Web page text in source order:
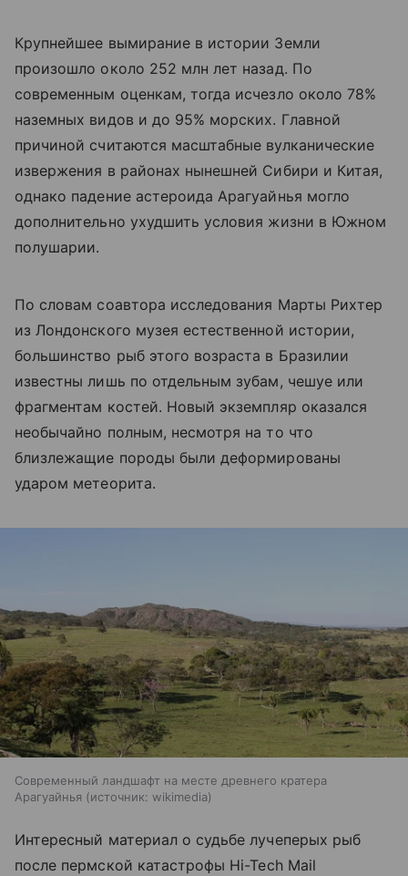
Крупнейшее вымирание в истории Земли
произошло около 252 млн лет назад. По
современным оценкам, тогда исчезло около 78%
наземных видов и до 95% морских. Главной
причиной считаются масштабные вулканические
извержения в районах нынешней Сибири и Китая,
однако падение астероида Арагуайнья могло
дополнительно ухудшить условия жизни в Южном
полушарии.
По словам соавтора исследования Марты Рихтер
из Лондонского музея естественной истории,
большинство рыб этого возраста в Бразилии
известны лишь по отдельным зубам, чешуе или
фрагментам костей. Новый экземпляр оказался
необычайно полным, несмотря на то что
близлежащие породы были деформированы
ударом метеорита.
Современный ландшафт на месте древнего кратера
Арагуайнья
источник: wikimedia
Интересный материал о судьбе лучеперых рыб
после пермской катастрофы Hi-Tech Mail